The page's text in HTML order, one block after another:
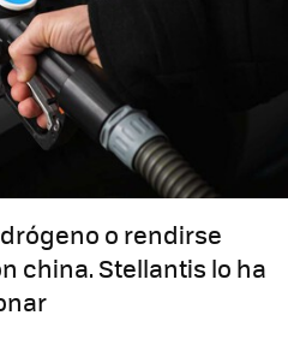
o rendirse
china. Stellantis lo ha